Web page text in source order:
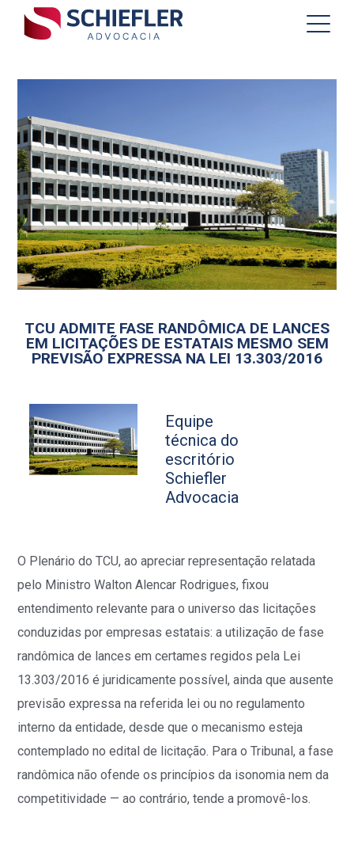
TCU ADMITE FASE RANDÔMICA DE LANCES
EM LICITAÇÕES DE ESTATAIS MESMO SEM
PREVISÃO EXPRESSA NA LEI 13.303/2016
Equipe
técnica do
escritório
Schiefler
Advocacia
O Plenário do TCU, ao apreciar representação relatada
pelo Ministro Walton Alencar Rodrigues, fixou
entendimento relevante para o universo das licitações
conduzidas por empresas estatais: a utilização de fase
randômica de lances em certames regidos pela Lei
13.303/2016 é juridicamente possível, ainda que ausente
previsão expressa na referida lei ou no regulamento
interno da entidade, desde que o mecanismo esteja
contemplado no edital de licitação. Para o Tribunal, a fase
randômica não ofende os princípios da isonomia nem da
competitividade — ao contrário, tende a promovê-los.